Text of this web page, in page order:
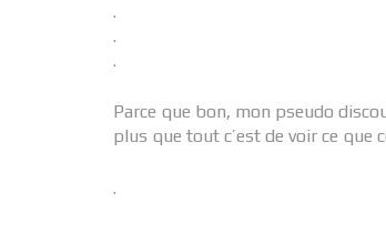
.
.
.
Parce que bon, mon pseudo
plus que tout c’est de voir ce que
.